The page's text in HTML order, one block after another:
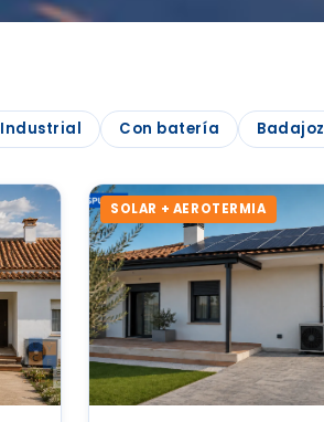
Industrial Con batería Badajoz
SOLAR + AEROTERMIA